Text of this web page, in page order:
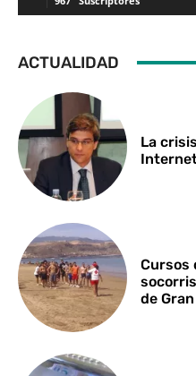
ACTUALIDAD
La
Cursos
de